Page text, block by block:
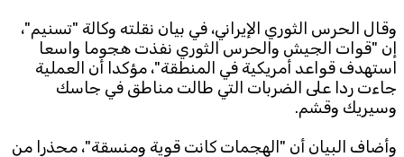
TTV Plus
Download the app
وقال الحرس الثوري الإيراني، في بيان نقلته وكالة "تسنيم"،
إن "قوات الجيش والحرس الثوري نفذت هجوما واسعا
استهدف قواعد أمريكية في المنطقة"، مؤكدا أن العملية
جاءت ردا على الضربات التي طالت مناطق في جاسك
وسيريك وقشم.
وأضاف البيان أن "الهجمات كانت قوية ومنسقة"، محذرا من